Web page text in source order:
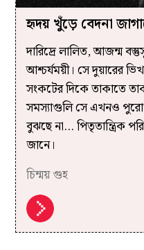
হৃদয় খুঁড়ে বেদনা
দারিদ্রে লালিত, আজন্ম
আশ্চর্যময়ী। সে দুয়ারের
সংকটের দিকে তাকাতে
সমস্যাগুলি সে এখনও
বুঝছে না... পিতৃতান্ত্রিক
জানে।
চিন্ময় গুহ